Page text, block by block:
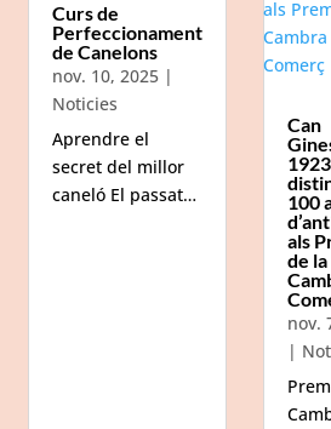
Curs de
Perfeccionament
de Canelons
nov. 10, 2025|
Noticies
Aprendre el
secret del millor
caneló El passat…
Can
100
als
de la
nov.
|